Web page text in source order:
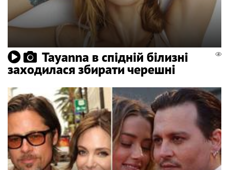
Tayanna в спідній білизні
заходилася збирати черешні